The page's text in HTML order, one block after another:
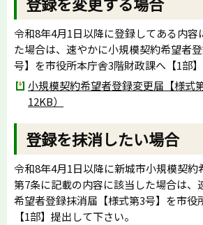
令和8年4月1日以降に登録してある内容
た場合は、速やかに小規模契約希望者
号】を市役所本庁舎3階財政課へ【1部
小規模契約希望者登録変更届【様式
12KB）
登録を抹消したい場合
令和8年4月1日以降に新城市小規模契約
第7条に記載の内容に該当した場合は、
希望者登録抹消届【様式第3号】を市役
【1部】提出して下さい。